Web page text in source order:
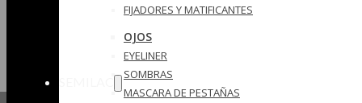
FIJADORES Y MATIFICANTES
OJOS
EYELINER
SOMBRAS
MASCARA DE PESTAÑAS